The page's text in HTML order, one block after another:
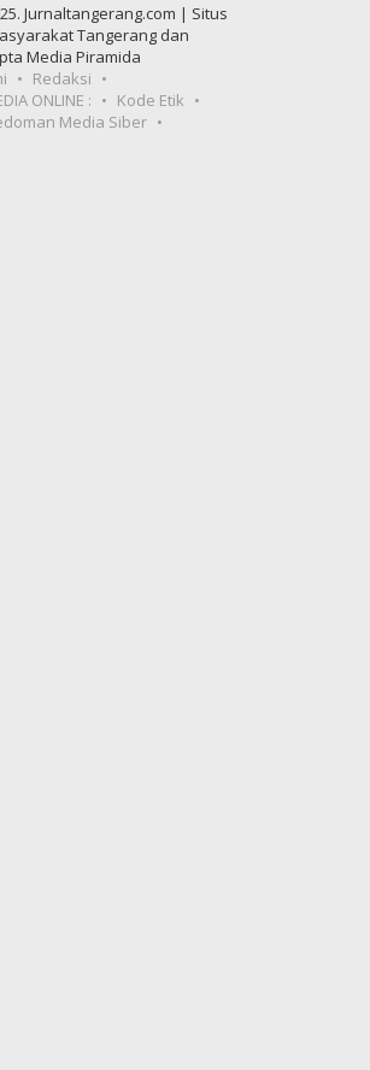
Jurnaltangerang.com | Situs
Tangerang dan
Media Piramida
Redaksi
ONLINE :
Kode Etik
Media Siber